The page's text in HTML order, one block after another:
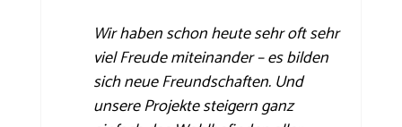
Wir haben schon heute sehr oft sehr
viel Freude miteinander – es bilden
sich neue Freundschaften. Und
unsere Projekte steigern ganz